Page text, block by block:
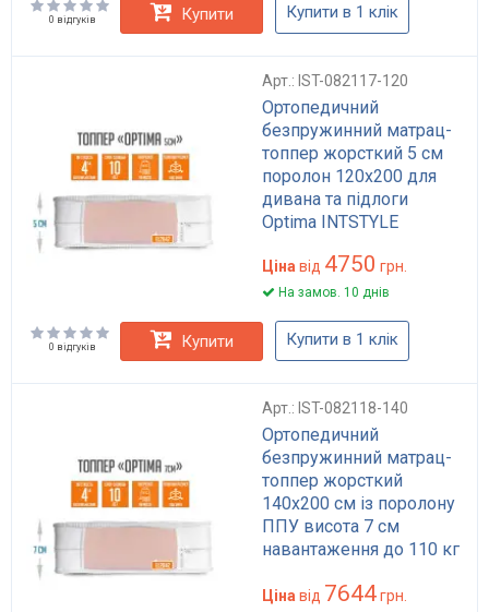
0 відгуків Купити Купити в 1 клік
Арт.: IST-082117-120
Ортопедичний
безпружинний матрац-
топпер жорсткий 5 см
поролон 120x200 для
дивана та підлоги
Optima INTSTYLE
Ціна від 4750 грн.
На замов. 10 днів
0 відгуків Купити Купити в 1 клік
Арт.: IST-082118-140
Ортопедичний
безпружинний матрац-
топпер жорсткий
140x200 см із поролону
ППУ висота 7 см
навантаження до 110 кг
Ціна від 7644грн.